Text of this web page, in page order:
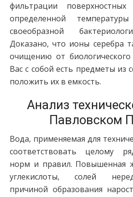
фильтрации
определенной
своеобразной
Доказано, что ионы серебра
очищению от
Вас с собой есть предметы из
положить их в емкость.
Анализ
Павловском
Вода, применяемая для
соответствовать целому
норм и правил. Повышенная
углекислоты, солей
причиной образования